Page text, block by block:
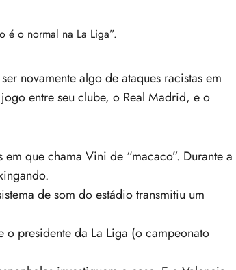
é o normal na La Liga”.
novamente algo de ataques racistas em
entre seu clube, o Real Madrid, e o
que chama Vini de “macaco”. Durante a
de som do estádio transmitiu um
presidente da La Liga (o campeonato